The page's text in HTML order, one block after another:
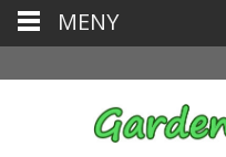
MENY